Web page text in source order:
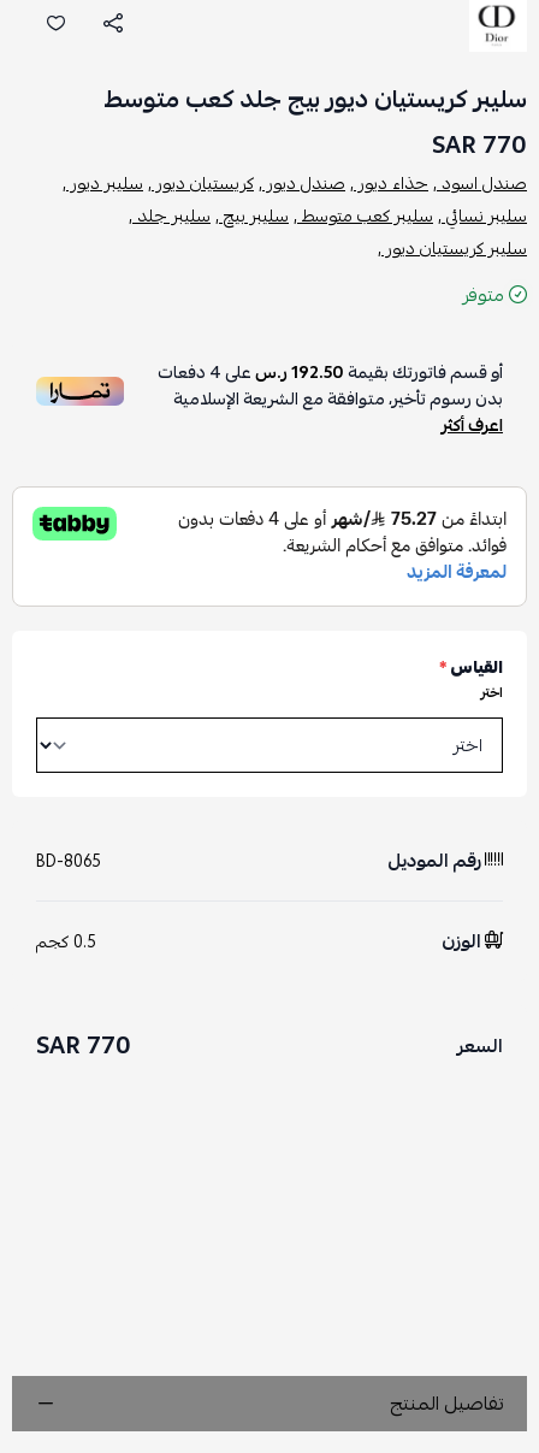
سليبر كريستيان ديور بيج جلد كعب متوسط
770 SAR
صندل اسود ,حذاء ديور ,صندل ديور ,كريستيان ديور ,سليبر ديور ,
سليبر نسائي ,سليبر كعب متوسط ,سليبر بيج ,سليبر جلد ,
سليبر كريستيان ديور ,
متوفر
أو قسم فاتورتك بقيمة192.50 ر.س على4دفعات
بدون رسوم تأخير، متوافقة مع الشريعة الإسلامية
اعرف أكثر
القياس*
اختر
رقم الموديل BD-8065
الوزن 0.5 كجم
السعر 770 SAR
تفاصيل المنتج